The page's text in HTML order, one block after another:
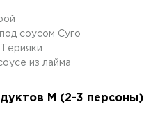
соусом Суго
из лайма
M (2-3 персоны)